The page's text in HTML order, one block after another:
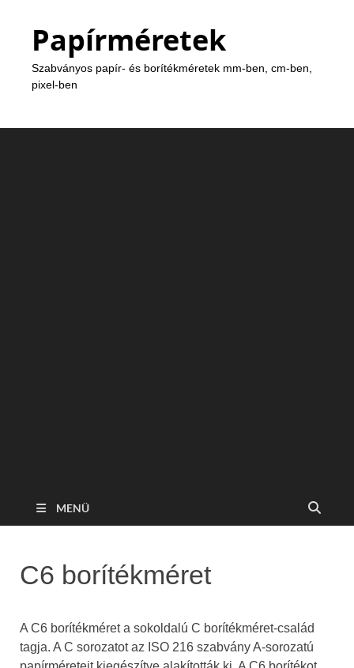
Papírméretek
Szabványos papír- és borítékméretek mm-ben, cm-ben,
pixel-ben
MENÜ
C6 borítékméret
A C6 borítékméret a sokoldalú C borítékméret-család
tagja. A C sorozatot az ISO 216 szabvány A-sorozatú